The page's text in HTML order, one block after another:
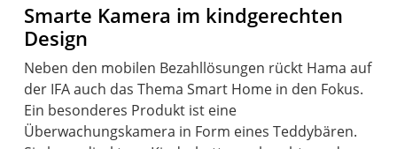
Smarte Kamera im kindgerechten
Design
Neben den mobilen Bezahllösungen rückt Hama auf
der IFA auch das Thema Smart Home in den Fokus.
Ein besonderes Produkt ist eine
Überwachungskamera in Form eines Teddybären.